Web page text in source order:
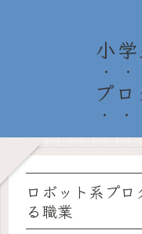
小
プ
ロボット系プ
る職業